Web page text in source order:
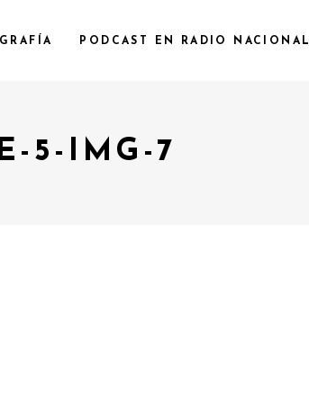
PODCAST EN RADIO NACIONAL
5-IMG-7